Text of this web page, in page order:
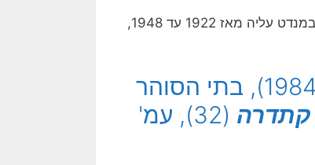
האנגלים, שכבשו את ארץ-ישראל מידי התורכים בשנת 1917, והחזיקו במנדט עליה מאז 1922 עד 1948,
[למאמר השלם לחץ כאן: כספי יהושע (1984), בתי הסוהר
קתדרה
(32), עמ'